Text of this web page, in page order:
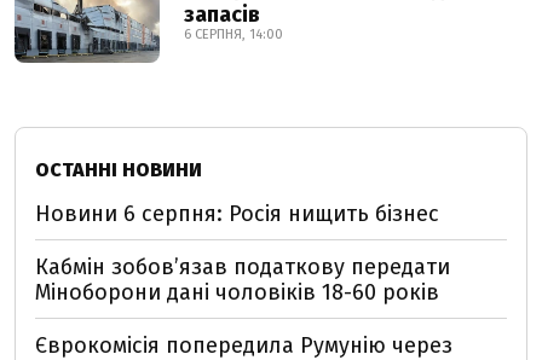
запасів
6 СЕРПНЯ, 14:00
ОСТАННІ НОВИНИ
Новини 6 серпня: Росія нищить бізнес
Кабмін зобовʼязав податкову передати
Міноборони дані чоловіків 18-60 років
Єврокомісія попередила Румунію через